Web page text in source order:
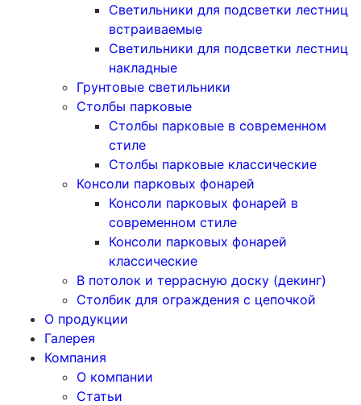
Светильники для подсветки лестниц
встраиваемые
Светильники для подсветки лестниц
накладные
Грунтовые светильники
Столбы парковые
Столбы парковые в современном
стиле
Столбы парковые классические
Консоли парковых фонарей
Консоли парковых фонарей в
современном стиле
Консоли парковых фонарей
классические
В потолок и террасную доску (декинг)
Столбик для ограждения с цепочкой
О продукции
Галерея
Компания
О компании
Статьи